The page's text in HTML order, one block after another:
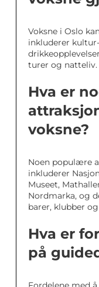
Voksne i Oslo
inkluderer
turer og natteliv.
Hva er
voksne?
Noen populære
inkluderer
Museet,
Nordmarka, og
barer, klubber
Hva er
på